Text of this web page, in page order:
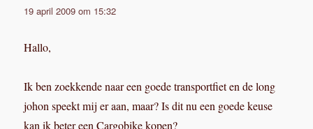
19 april 2009 om 15:32
Hallo,
Ik ben zoekkende naar een goede transportfiet en de long
johon speekt mij er aan, maar? Is dit nu een goede keuse
kan ik beter een Cargobike kopen?